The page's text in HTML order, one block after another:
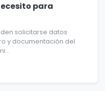
para
solicitarse datos
y documentación del